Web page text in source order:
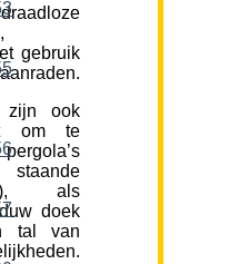
gebruik
zijn ook
om te
als
doek
tal van